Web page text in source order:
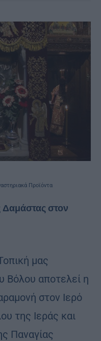
Προϊόντα
Δαμάστας στον
μας
Βόλου αποτελεί η
στον Ιερό
της Ιεράς και
Παναγίας